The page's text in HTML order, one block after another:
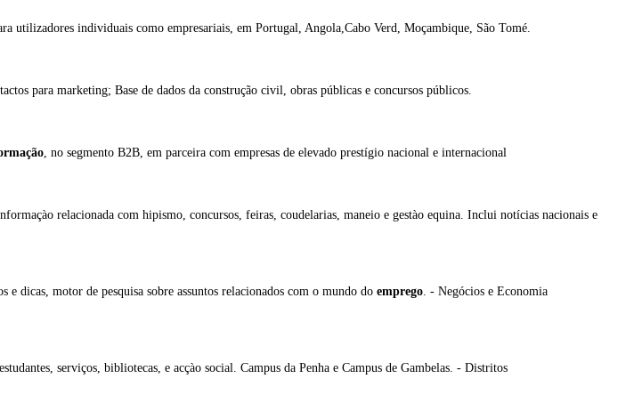
utilizadores individuais como empresariais, em Portugal, Angola,Cabo Verd, Moçambique, São Tomé.
para marketing; Base de dados da construção civil, obras públicas e concursos públicos.
, no segmento B2B, em parceira com empresas de elevado prestígio nacional e internacional
relacionada com hipismo, concursos, feiras, coudelarias, maneio e gestào equina. Inclui notícias nacionais e
e dicas, motor de pesquisa sobre assuntos relacionados com o mundo do emprego. - Negócios e Economia
serviços, bibliotecas, e acçào social. Campus da Penha e Campus de Gambelas. - Distritos